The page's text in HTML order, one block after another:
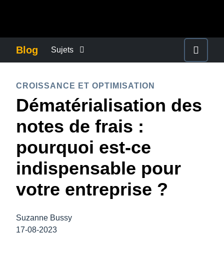
Canada (Français)
México (Español)
Brasil (Português)
United Kingdom (English)
Nederlands (English)
ASIA PACIFIC
Australia (English)
India (English)
日本（日本語)
Singapore (English)
Blog Sujets
CONTINUITÉ DES AFFAIRES
CONTRÔLE DES COÛTS DE L’ENTREPRISE
CROISSANCE ET OPTIMISATION
DÉVELOPPEMENT DURABLE
DEVOIR DE PROTECTION
CROISSANCE ET OPTIMISATION
Dématérialisation des
notes de frais :
pourquoi est-ce
indispensable pour
votre entreprise ?
Suzanne Bussy
17-08-2023